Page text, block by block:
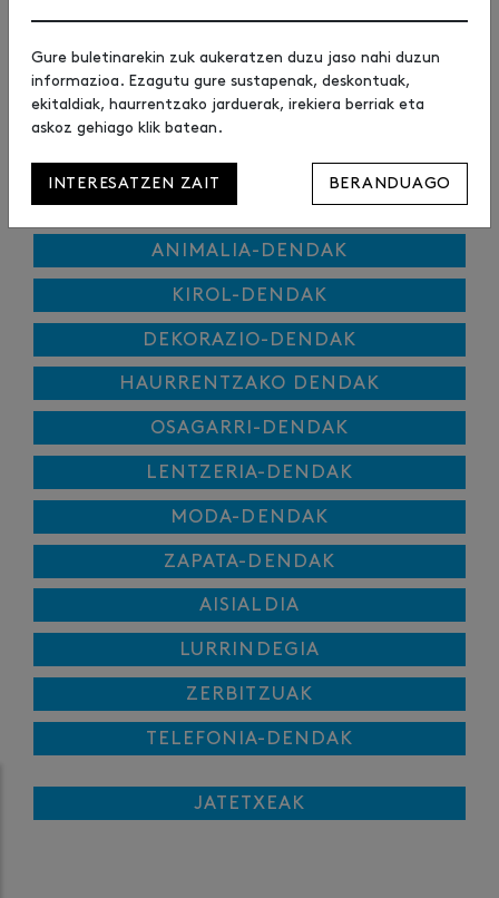
JOSTAILU-DENDAK
ELIKADURA-DENDAK
GIMNASIOA
ANIMALIA-DENDAK
KIROL-DENDAK
DEKORAZIO-DENDAK
HAURRENTZAKO DENDAK
OSAGARRI-DENDAK
LENTZERIA-DENDAK
MODA-DENDAK
ZAPATA-DENDAK
AISIALDIA
LURRINDEGIA
ZERBITZUAK
TELEFONIA-DENDAK
JATETXEAK
Gure buletinarekin zuk aukeratzen duzu jaso nahi duzun
informazioa. Ezagutu gure sustapenak, deskontuak,
ekitaldiak, haurrentzako jarduerak, irekiera berriak eta
askoz gehiago klik batean.
INTERESATZEN ZAIT BERANDUAGO